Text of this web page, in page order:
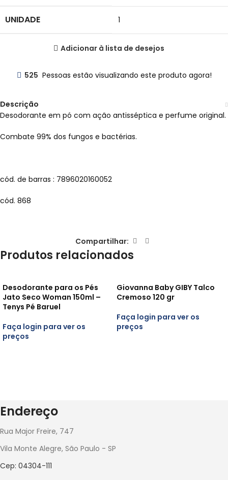
UNIDADE 1
Adicionar à lista de desejos
525 Pessoas estão visualizando este produto agora!
Descrição
Desodorante em pó com ação antisséptica e perfume original.
Combate 99% dos fungos e bactérias.
cód. de barras : 7896020160052
cód. 868
Compartilhar:
Produtos relacionados
Desodorante para os Pés
Jato Seco Woman 150ml –
Tenys Pé Baruel
Faça login para ver os
preços
Giovanna Baby GIBY Talco
Cremoso 120 gr
Faça login para ver os
preços
Endereço
Rua Major Freire, 747
Vila Monte Alegre, São Paulo - SP
Cep: 04304-111